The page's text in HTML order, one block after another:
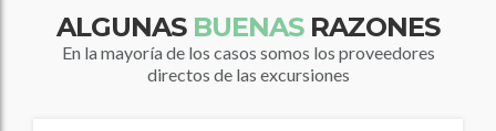
ALGUNAS BUENASRAZONES
En la mayoría de los casos somos los proveedores
directos de las excursiones